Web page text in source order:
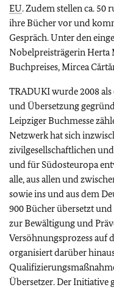
EU. Zudem stellen ca.
ihre Bücher vor und
Gespräch. Unter den
Nobelpreisträgerin Herta
Buchpreises, Mircea
TRADUKI wurde 2008
und Übersetzung
Leipziger Buchmesse
Netzwerk hat sich
zivilgesellschaftlichen
und für Südosteuropa
alle, aus allen und
sowie ins und aus dem
900 Bücher übersetzt
zur Bewältigung und
Versöhnungsprozess auf
organisiert darüber
Übersetzer. Der Initiative